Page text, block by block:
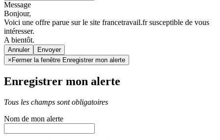
Message
Bonjour,
Voici une offre parue sur le site francetravail.fr susceptible de vous
intéresser.
A bientôt.
Annuler
× Fermer la fenêtre Enregistrer mon alerte
Enregistrer mon alerte
Tous les champs sont obligatoires
Nom de mon alerte